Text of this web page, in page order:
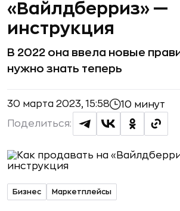
«Вайлдберриз» —
инструкция
В 2022 она ввела новые
нужно знать теперь
30 марта 2023, 15:58 10 минут
Поделиться:
Бизнес Маркетплейсы